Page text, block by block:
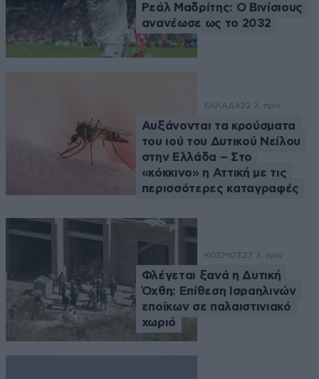
Ρεάλ Μαδρίτης: Ο Βινίσιους
ανανέωσε ως το 2032
ΕΛΛΑΔΑ22 λ. πριν
Αυξάνονται τα κρούσματα
του ιού του Δυτικού Νείλου
στην Ελλάδα – Στο
«κόκκινο» η Αττική με τις
περισσότερες καταγραφές
ΚΟΣΜΟΣ27 λ. πριν
Φλέγεται ξανά η Δυτική
Όχθη: Επίθεση Ισραηλινών
εποίκων σε παλαιστινιακό
χωριό